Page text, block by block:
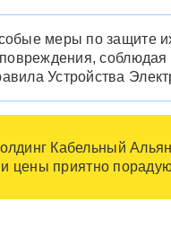
меры по защите
повреждения,
Устройства
Кабельный
цены приятно